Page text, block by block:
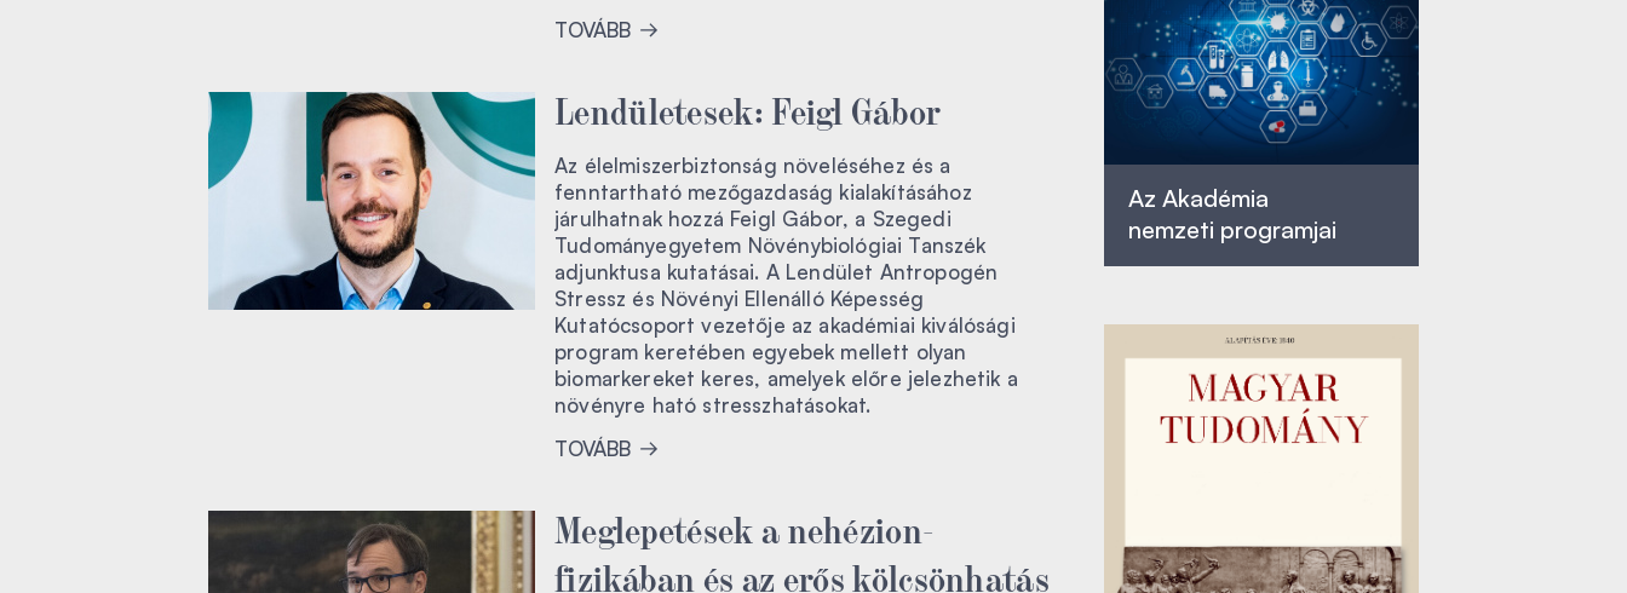
TOVÁBB
Lendületesek: Feigl Gábor
Az élelmiszerbiztonság növeléséhez és a
fenntartható mezőgazdaság kialakításához
járulhatnak hozzá Feigl Gábor, a Szegedi
Tudományegyetem Növénybiológiai Tanszék
adjunktusa kutatásai. A Lendület Antropogén
Stressz és Növényi Ellenálló Képesség
Kutatócsoport vezetője az akadémiai kiválósági
program keretében egyebek mellett olyan
biomarkereket keres, amelyek előre jelezhetik a
növényre ható stresszhatásokat.
TOVÁBB
Meglepetések a nehézion-
fizikában és az erős kölcsönhatás
Az Akadémia
nemzeti programjai